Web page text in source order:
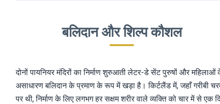
बलिदान और शिल्प कौशल
दोनों पायनियर मंदिरों का निर्माण शुरुआती लेटर-डे सेंट पुरुषों और महिलाओं
असाधारण बलिदान के प्रमाण के रूप में खड़ा है। किर्टलैंड में, जहाँ गरीबी
पर थी, निर्माण के लिए लगभग हर सक्षम शरीर वाले व्यक्ति को चार में से एक